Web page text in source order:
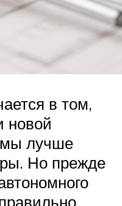
в том,
новой
лучше
Но прежде